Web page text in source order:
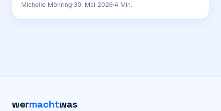
Michelle Möhring·30. Mai 2026·4 Min.
wermachtwas